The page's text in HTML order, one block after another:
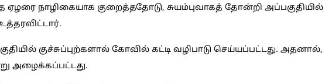
ஏழரை நாழிகையாக குறைத்ததோடு, சுயம்புவாகத் தோன்றி அப்பகுதியில்
குச்சுப்புற்களால் கோவில் கட்டி வழிபாடு செய்யப்பட்டது. அதனால்,
அழைக்கப்பட்டது.